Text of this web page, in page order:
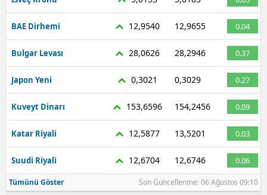
BAE Dirhemi 12,9540 12,9655 0.04
Bulgar Levası 28,0626 28,2946 0.37
Japon Yeni 0,3021 0,3029 0.27
Kuveyt Dinarı 153,6596 154,2456 0.09
Katar Riyali 12,5877 13,5201 0.03
Suudi Riyali 12,6704 12,6746 0.06
Tümünü Göster Son Güncellenme: 06 Ağustos 09:10